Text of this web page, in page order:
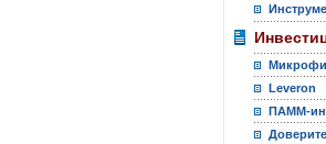
Leveron
ПАММ-